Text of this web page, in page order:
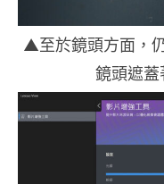
▲至於鏡頭方面，
鏡頭遮蓋